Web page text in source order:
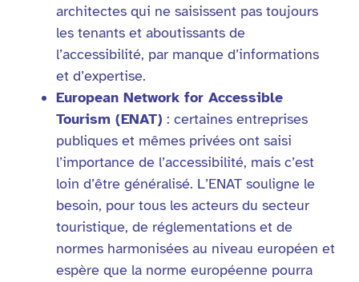
architectes qui ne saisissent pas toujours
les tenants et aboutissants de
l’accessibilité, par manque d’informations
et d’expertise.
European Network for Accessible
Tourism (ENAT) : certaines entreprises
publiques et mêmes privées ont saisi
l’importance de l’accessibilité, mais c’est
loin d’être généralisé. L’ENAT souligne le
besoin, pour tous les acteurs du secteur
touristique, de réglementations et de
normes harmonisées au niveau européen et
espère que la norme européenne pourra